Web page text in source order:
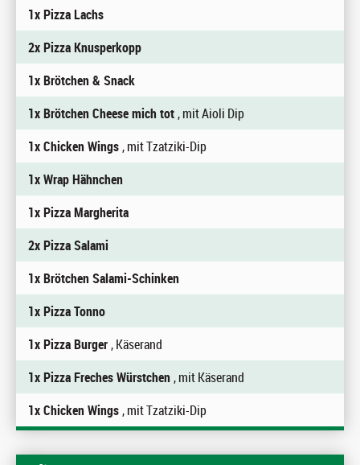
1x Pizza Lachs
2x Pizza Knusperkopp
1x Brötchen & Snack
1x Brötchen Cheese mich tot, mit Aioli Dip
1x Chicken Wings, mit Tzatziki-Dip
1x Wrap Hähnchen
1x Pizza Margherita
2x Pizza Salami
1x Brötchen Salami-Schinken
1x Pizza Tonno
1x Pizza Burger, Käserand
1x Pizza Freches Würstchen, mit Käserand
1x Chicken Wings, mit Tzatziki-Dip